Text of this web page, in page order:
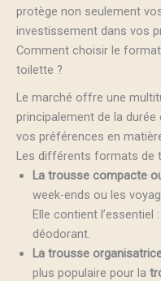
protège non seulement
investissement dans vos
Comment choisir le
toilette ?
Le marché offre une
principalement de la durée
vos préférences en
Les différents formats de
La trousse compacte
week-ends ou les
Elle contient l’essentiel
déodorant.
La trousse
plus populaire pour la